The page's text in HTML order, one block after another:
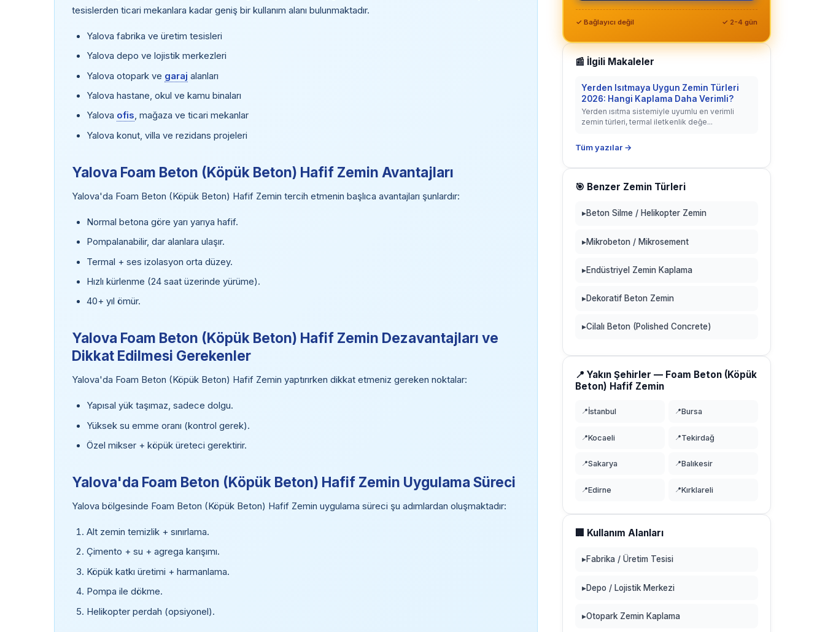
tesislerden ticari mekanlara kadar geniş bir kullanım alanı bulunmaktadır.
Yalova fabrika ve üretim tesisleri
Yalova depo ve lojistik merkezleri
Yalova otopark ve garaj alanları
Yalova hastane, okul ve kamu binaları
Yalova ofis, mağaza ve ticari mekanlar
Yalova konut, villa ve rezidans projeleri
Yalova Foam Beton (Köpük Beton) Hafif Zemin Avantajları
Yalova'da Foam Beton (Köpük Beton) Hafif Zemin tercih etmenin başlıca avantajları şunlardır:
Normal betona göre yarı yarıya hafif.
Pompalanabilir, dar alanlara ulaşır.
Termal + ses izolasyon orta düzey.
Hızlı kürlenme (24 saat üzerinde yürüme).
40+ yıl ömür.
Yalova Foam Beton (Köpük Beton) Hafif Zemin Dezavantajları ve
Dikkat Edilmesi Gerekenler
Yalova'da Foam Beton (Köpük Beton) Hafif Zemin yaptırırken dikkat etmeniz gereken noktalar:
Yapısal yük taşımaz, sadece dolgu.
Yüksek su emme oranı (kontrol gerek).
Özel mikser + köpük üreteci gerektirir.
Yalova'da Foam Beton (Köpük Beton) Hafif Zemin Uygulama Süreci
Yalova bölgesinde Foam Beton (Köpük Beton) Hafif Zemin uygulama süreci şu adımlardan oluşmaktadır:
Alt zemin temizlik + sınırlama.
Çimento + su + agrega karışımı.
Köpük katkı üretimi + harmanlama.
Pompa ile dökme.
Helikopter perdah (opsiyonel).
✓ Bağlayıcı değil ✓ 2-4 gün
📰 İlgili Makaleler
Yerden Isıtmaya Uygun Zemin Türleri
2026: Hangi Kaplama Daha Verimli?
Yerden ısıtma sistemiyle uyumlu en verimli
zemin türleri, termal iletkenlik değe...
Tüm yazılar →
🎯 Benzer Zemin Türleri
▸Beton Silme / Helikopter Zemin
▸Mikrobeton / Mikrosement
▸Endüstriyel Zemin Kaplama
▸Dekoratif Beton Zemin
▸Cilalı Beton (Polished Concrete)
📍 Yakın Şehirler — Foam Beton (Köpük
Beton) Hafif Zemin
📍İstanbul 📍Bursa
📍Kocaeli 📍Tekirdağ
📍Sakarya 📍Balıkesir
📍Edirne 📍Kırklareli
🏢 Kullanım Alanları
▸Fabrika / Üretim Tesisi
▸Depo / Lojistik Merkezi
▸Otopark Zemin Kaplama